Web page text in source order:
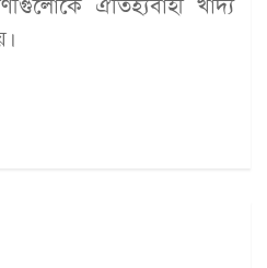
ঐতিহ্যবাহী খাদ্য